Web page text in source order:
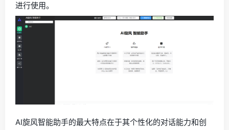
进行使用。
AI旋风智能助手的最大特点在于其个性化的对话能力和创